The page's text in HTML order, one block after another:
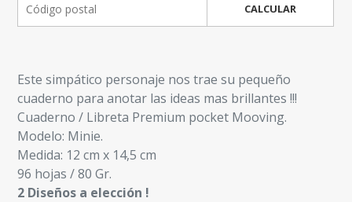
CALCULAR
Este simpático personaje nos trae su pequeño
cuaderno para anotar las ideas mas brillantes !!!
Cuaderno / Libreta Premium pocket Mooving.
Modelo: Minie.
Medida: 12 cm x 14,5 cm
96 hojas / 80 Gr.
2 Diseños a elección !